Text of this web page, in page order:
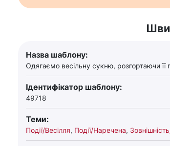
Назва шаблону:
Одягаємо весільну сукню, розгортаючи
Ідентифікатор шаблону:
49718
Теми:
Події/Весілля, Події/Наречена,